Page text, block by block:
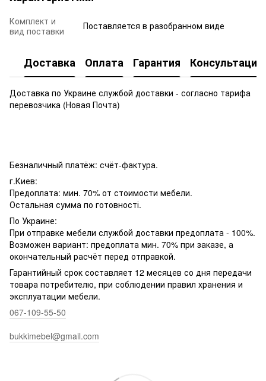
Комплект и
вид поставки
Поставляется в разобранном виде
Доставка Оплата Гарантия Консультация
Доставка по Украине службой доставки - согласно тарифа
перевозчика (Новая Почта)
Безналичный платёж: счёт-фактура.
г.Киев:
Предоплата: мин. 70% от стоимости мебели.
Остальная сумма по готовності.
По Украине:
При отправке мебели службой доставки предоплата - 100%.
Возможен вариант: предоплата мин. 70% при заказе, а
окончательный расчёт перед отправкой.
Гарантийный срок составляет 12 месяцев со дня передачи
товара потребителю, при соблюдении правил хранения и
эксплуатации мебели.
067-109-55-50
bukkimebel@gmail.com